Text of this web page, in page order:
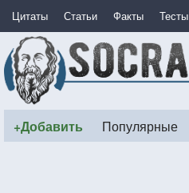
Цитаты Статьи Факты Тесты
+Добавить Популярные